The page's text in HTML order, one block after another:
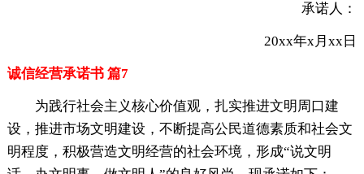
承诺人：
20xx年x月xx日
诚信经营承诺书 篇7
为践行社会主义核心价值观，扎实推进文明周口建
设，推进市场文明建设，不断提高公民道德素质和社会文
明程度，积极营造文明经营的社会环境，形成“说文明